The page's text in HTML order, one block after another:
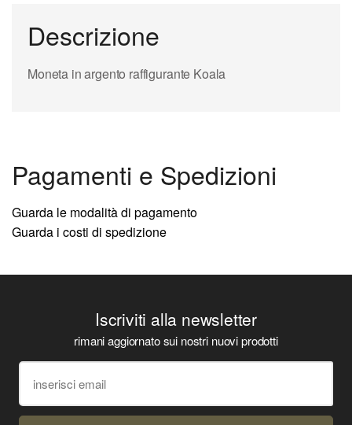
Descrizione
Moneta in argento raffigurante Koala
Pagamenti e Spedizioni
Guarda le modalità di pagamento
Guarda i costi di spedizione
Iscriviti alla newsletter
rimani aggiornato sui nostri nuovi prodotti